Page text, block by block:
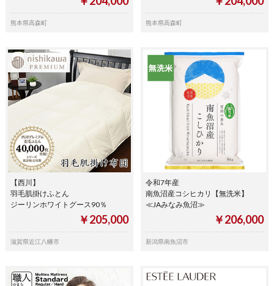
熊本県高森町 熊本県高森町
【西川】
羽毛肌掛けふとん
ジーリンホワイトグース90％
￥205,000
滋賀県近江八幡市
令和7年産
南魚沼産コシヒカリ【無洗米】
≪JAみなみ魚沼≫
￥206,000
新潟県南魚沼市